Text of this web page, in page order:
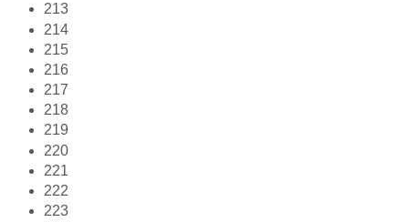
213
214
215
216
217
218
219
220
221
222
223